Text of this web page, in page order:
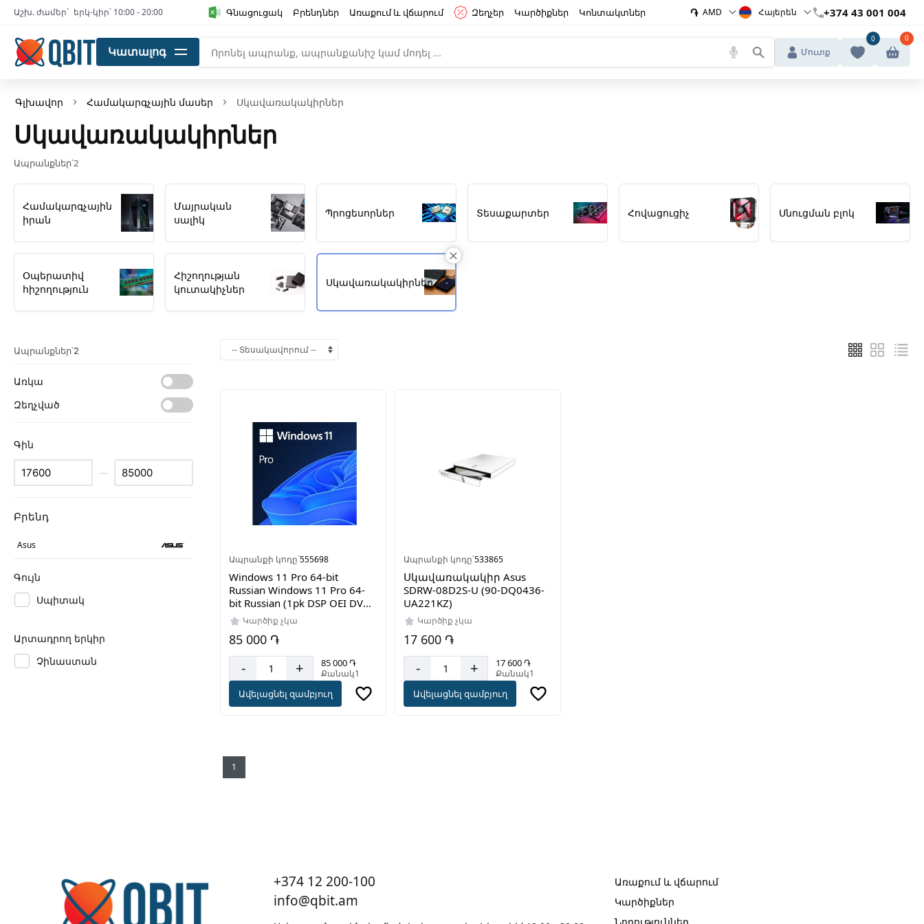
Աշխ. ժամեր` երկ-կիր՝ 10:00 - 20:00 Գնացուցակ Բրենդներ Առաքում և վճարում Զեղչեր Կարծիքներ Կոնտակտներ ֏ AMD Հայերեն +374 43 001 004
Կատալոգ Մուտք
0 0
Գլխավոր Համակարգչային մասեր Սկավառակակիրներ
Սկավառակակիրներ
Ապրանքներ՝2
Համակարգչային
իրան
Մայրական
սալիկ
Պրոցեսորներ Տեսաքարտեր Հովացուցիչ Սնուցման բլոկ
Օպերատիվ
հիշողություն
Հիշողության
կուտակիչներ
Սկավառակակիրներ
Ապրանքներ՝2
Առկա
Զեղչված
Գին
—
Բրենդ
Asus
Գույն
Սպիտակ
Արտադրող երկիր
Չինաստան
Ապրանքի կոդը՝555698
Windows 11 Pro 64-bit
Russian Windows 11 Pro 64-
bit Russian (1pk DSP OEI DVD)
– FQC-105471pk DSP OEI
DVD) – FQC-10547
Կարծիք չկա
85 000 ֏
- + 85 000 ֏
Քանակ1
Ավելացնել զամբյուղ
Ապրանքի կոդը՝533865
Սկավառակակիր Asus
SDRW-08D2S-U (90-DQ0436-
UA221KZ)
Կարծիք չկա
17 600 ֏
- + 17 600 ֏
Քանակ1
Ավելացնել զամբյուղ
1
+374 12 200-100
info@qbit.am
Առաքում և վճարում
Կարծիքներ